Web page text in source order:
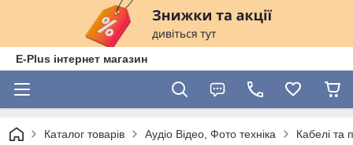
E-Plus інтернет магазин
Каталог товарів Аудіо Відео, Фото техніка Кабелі та